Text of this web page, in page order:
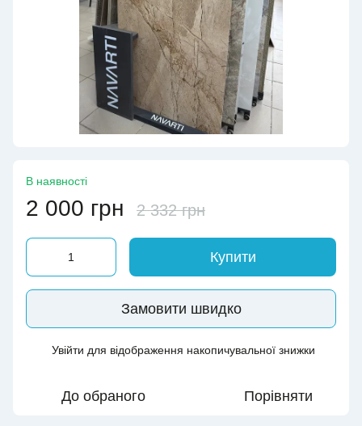
В наявності
2 000 грн 2 332 грн
Купити
Замовити швидко
Увійти для відображення накопичувальної знижки
До обраного Порівняти